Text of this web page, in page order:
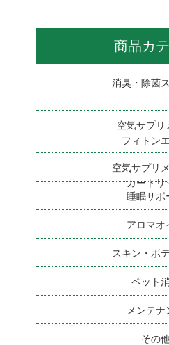
商品カ
消臭・除菌
空気サプリ
フィトン
空気サプリ
カートリ
睡眠サポ
アロマオ
スキン・ボ
ペット
メンテナ
その